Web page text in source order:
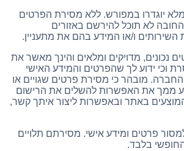
יוגדרו במפורש. ללא מסירת הפרטים
לא תוכל להירשם באזורים
השירותים ו/או המידע בהם את מתעניין.
נכונים, מדויקים ומלאים והינך מאשר את
וכי ידוע לך שהפרטים והמידע האישי
מובהר כי מסירת פרטים שגויים או
ממך את האפשרות להשלים את הרישום
באתר ובאפשרות ליצור איתך קשר,
פרטים ומידע אישי. מסירתם תלויים
בלבד.